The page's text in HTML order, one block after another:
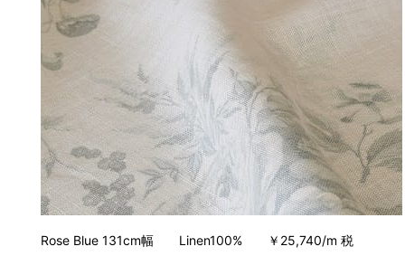
Rose Blue 131cm幅 Linen100% ￥25,740/m 税